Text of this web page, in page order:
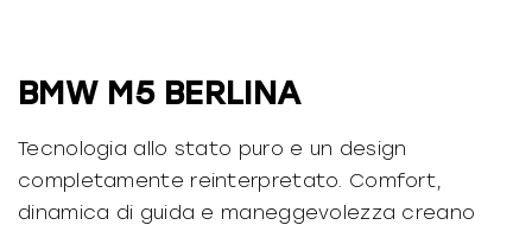
BMW M5 BERLINA
Tecnologia allo stato puro e un design
completamente reinterpretato. Comfort,
dinamica di guida e maneggevolezza creano